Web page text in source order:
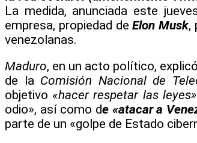
La medida, anunciada este
empresa, propiedad deElon Musk,
venezolanas.
Maduro, en un acto político,
de la Comisión Nacional de
objetivo «hacer respetar las leyes»
odio», así como de «atacar a
parte de un «golpe de Estado